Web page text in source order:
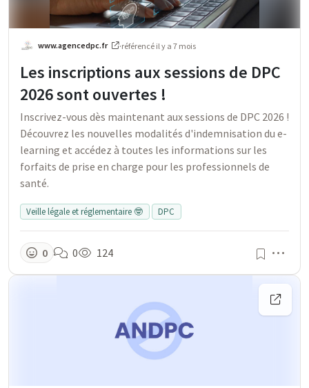
www.agencedpc.fr ·référencé il y a 7 mois
Les inscriptions aux sessions de DPC
2026 sont ouvertes !
Inscrivez-vous dès maintenant aux sessions de DPC 2026 !
Découvrez les nouvelles modalités d'indemnisation du e-
learning et accédez à toutes les informations sur les
forfaits de prise en charge pour les professionnels de
santé.
Veille légale et réglementaire 🤓 DPC
0 0 124